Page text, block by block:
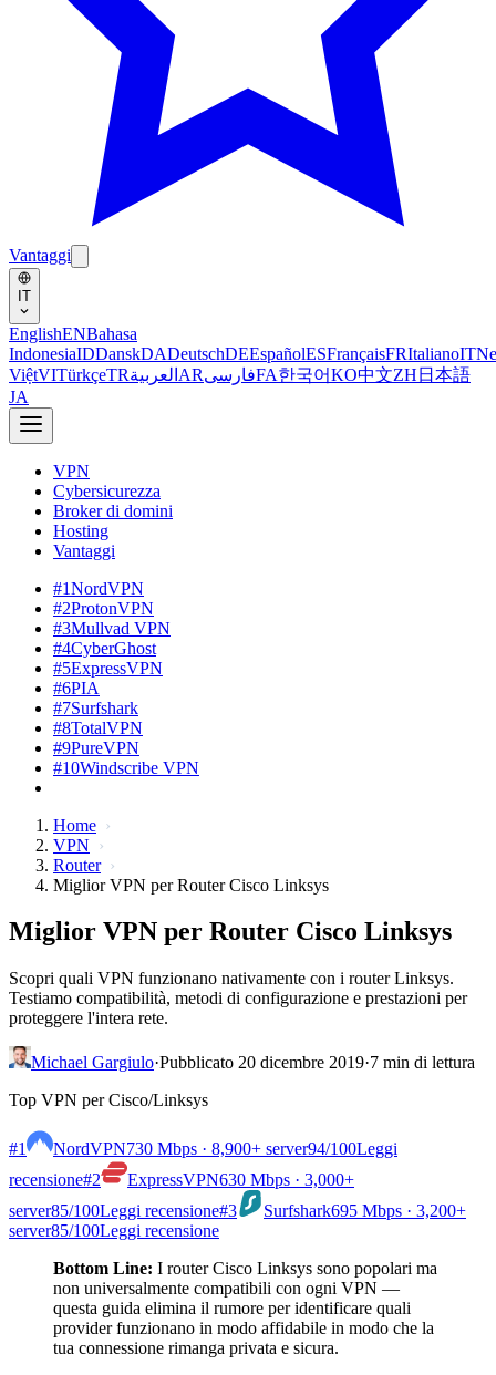
Vantaggi
IT
EnglishENBahasa
IndonesiaIDDanskDADeutschDEEspañolESFrançaisFRItalianoIT
ViệtVITürkçeTRالعربية ARفارسیFA한국어KO中文ZH 日本語
JA
VPN
Cybersicurezza
Broker di domini
Hosting
Vantaggi
#1NordVPN
#2ProtonVPN
#3Mullvad VPN
#4CyberGhost
#5ExpressVPN
#6PIA
#7Surfshark
#8TotalVPN
#9PureVPN
#10Windscribe VPN
Home
VPN
Router
Miglior VPN per Router Cisco Linksys
Miglior VPN per Router Cisco Linksys
Scopri quali VPN funzionano nativamente con i router Linksys.
Testiamo compatibilità, metodi di configurazione e prestazioni per
proteggere l'intera rete.
Michael Gargiulo·Pubblicato 20 dicembre 2019·7 min di lettura
Top VPN per Cisco/Linksys
#1 NordVPN730 Mbps · 8,900+ server94/100Leggi
recensione#2 ExpressVPN630 Mbps · 3,000+
server85/100Leggi recensione#3 Surfshark695 Mbps · 3,200+
server85/100Leggi recensione
Bottom Line: I router Cisco Linksys sono popolari ma
non universalmente compatibili con ogni VPN —
questa guida elimina il rumore per identificare quali
provider funzionano in modo affidabile in modo che la
tua connessione rimanga privata e sicura.